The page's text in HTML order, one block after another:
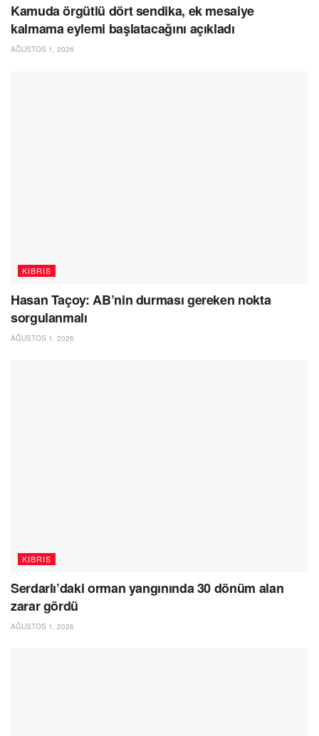
Kamuda örgütlü dört sendika, ek mesaiye
kalmama eylemi başlatacağını açıkladı
AĞUSTOS 1, 2026
KIBRIS
Hasan Taçoy: AB’nin durması gereken nokta
sorgulanmalı
AĞUSTOS 1, 2026
KIBRIS
Serdarlı’daki orman yangınında 30 dönüm alan
zarar gördü
AĞUSTOS 1, 2026